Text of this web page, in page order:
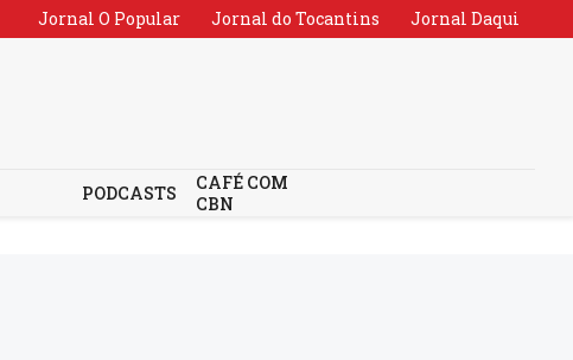
Jornal O Popular Jornal do Tocantins Jornal Daqui
PODCASTS
CAFÉ COM
CBN